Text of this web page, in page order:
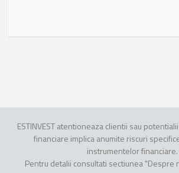
ESTINVEST atentioneaza clientii sau
financiare implica anumite riscuri
instrumentelor financiare.
Pentru detalii consultati sectiunea "Despre